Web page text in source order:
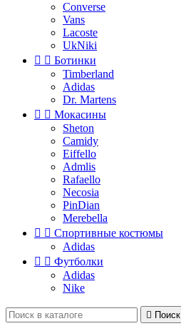
Converse
Vans
Lacoste
UkNiki
  Ботинки
Timberland
Adidas
Dr. Martens
  Мокасины
Sheton
Camidy
Eiffello
Admlis
Rafaello
Necosia
PinDian
Merebella
  Спортивные костюмы
Adidas
  Футболки
Adidas
Nike
 Поиск